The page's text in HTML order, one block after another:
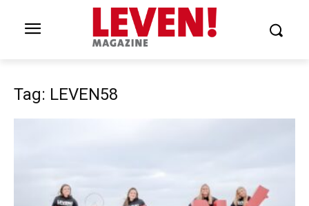
Tag: LEVEN58